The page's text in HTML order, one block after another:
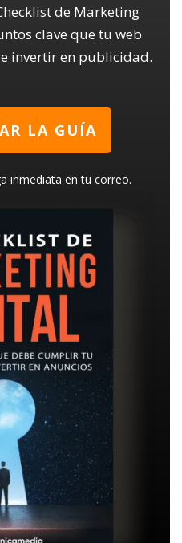
de Marketing
clave que tu web
invertir en publicidad.
LA GUÍA
inmediata en tu correo.